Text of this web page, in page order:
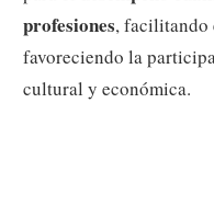
profesiones, facilitando
favoreciendo la
cultural y económica.